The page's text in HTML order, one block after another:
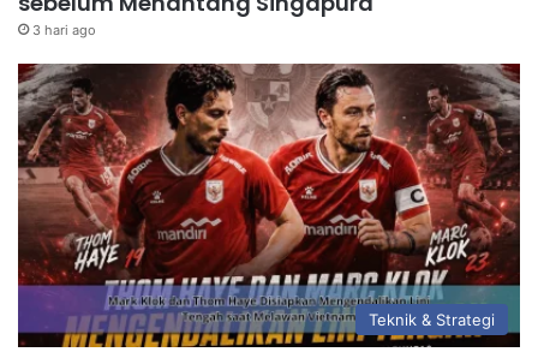
3 hari ago
Teknik & Strategi